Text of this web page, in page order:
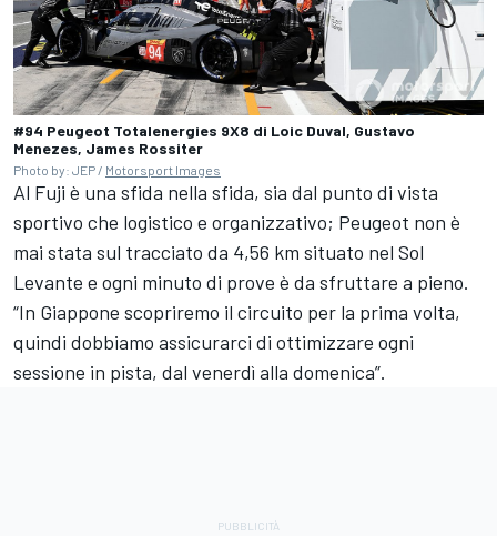
#94 Peugeot Totalenergies 9X8 di Loic Duval, Gustavo
Menezes, James Rossiter
Photo by: JEP / Motorsport Images
Al Fuji è una sfida nella sfida, sia dal punto di vista
sportivo che logistico e organizzativo; Peugeot non è
mai stata sul tracciato da 4,56 km situato nel Sol
Levante e ogni minuto di prove è da sfruttare a pieno.
“In Giappone scopriremo il circuito per la prima volta,
quindi dobbiamo assicurarci di ottimizzare ogni
sessione in pista, dal venerdì alla domenica”.